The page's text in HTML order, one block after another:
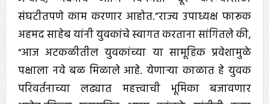
संघटीतपणे काम करणार आहोत.”राज्य उपाध्यक्ष फारूक
अहमद साहेब यांनी युवकांचे स्वागत करताना सांगितले की,
“आज अटकळीतील युवकांच्या या सामूहिक प्रवेशामुळे
पक्षाला नवे बळ मिळाले आहे. येणाऱ्या काळात हे युवक
परिवर्तनाच्या लढ्यात महत्त्वाची भूमिका बजावणार